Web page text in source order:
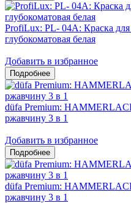
ProfiLux: PL- 04А: Краска для
глубокоматовая белая
Добавить в избранное
düfa Premium:
ржавчину 3 в 1
Добавить в избранное
düfa Premium:
ржавчину 3 в 1